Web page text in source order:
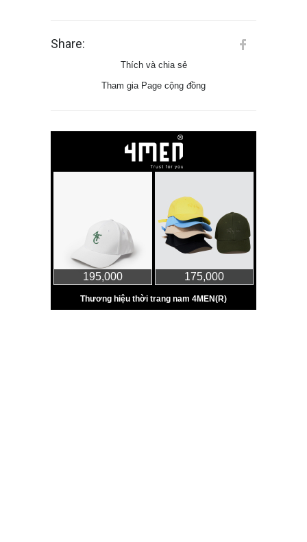
Share:
Thích và chia sẻ
Tham gia Page cộng đồng